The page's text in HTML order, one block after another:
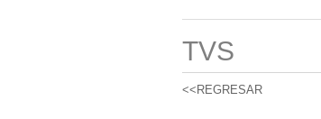
TVS
<<REGRESAR